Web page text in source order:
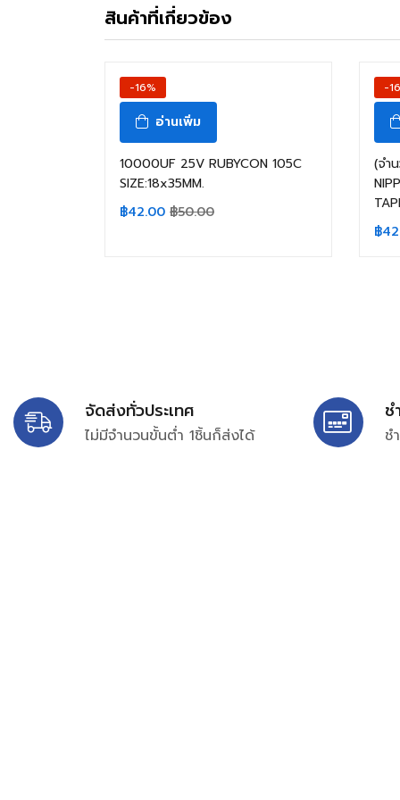
สินค้าที่เกี่ยวข้อง
-16%
อ่านเพิ่ม
10000UF 25V RUBYCON 105C
SIZE:18x35MM.
฿42.00 ฿50.00
-
(จำ
฿
จัดส่งทั่วประเทศ
ไม่มีจำนวนขั้นต่ำ 1ชิ้นก็ส่งได้
ช
ช